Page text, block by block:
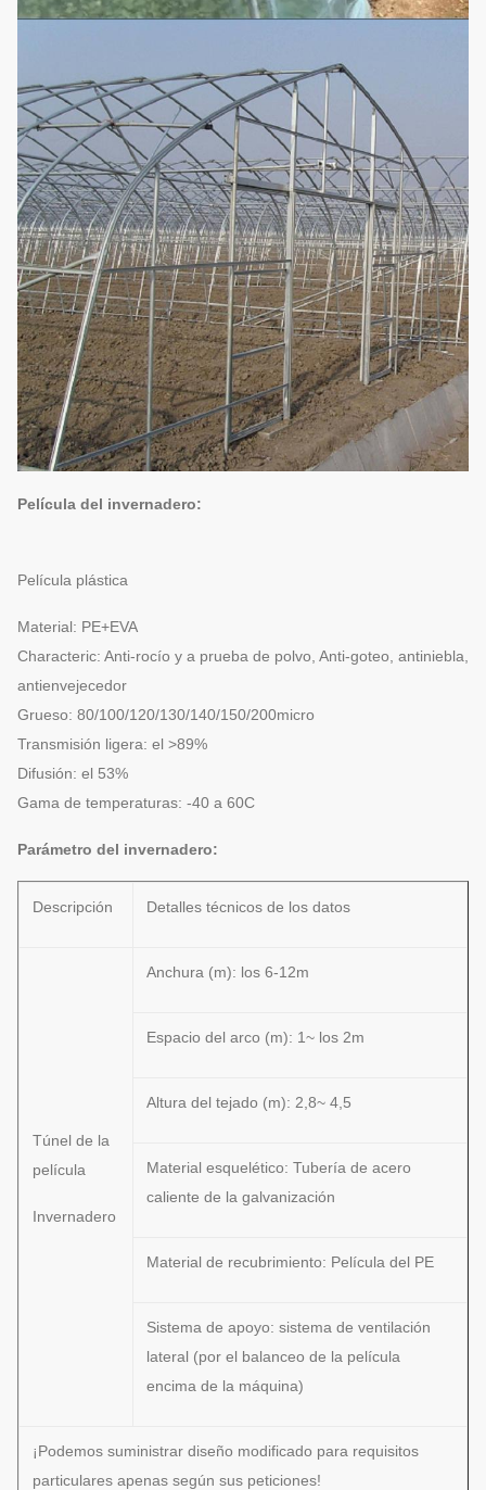
Película del invernadero:
Película plástica
Material: PE+EVA
Characteric: Anti-rocío y a prueba de polvo, Anti-goteo, antiniebla,
antienvejecedor
Grueso: 80/100/120/130/140/150/200micro
Transmisión ligera: el >89%
Difusión: el 53%
Gama de temperaturas: -40 a 60C
Parámetro del invernadero:
Descripción Detalles técnicos de los datos
Túnel de la
película
Invernadero
Anchura (m): los 6-12m
Espacio del arco (m): 1~ los 2m
Altura del tejado (m): 2,8~ 4,5
Material esquelético: Tubería de acero
caliente de la galvanización
Material de recubrimiento: Película del PE
Sistema de apoyo: sistema de ventilación
lateral (por el balanceo de la película
encima de la máquina)
¡Podemos suministrar diseño modificado para requisitos
particulares apenas según sus peticiones!